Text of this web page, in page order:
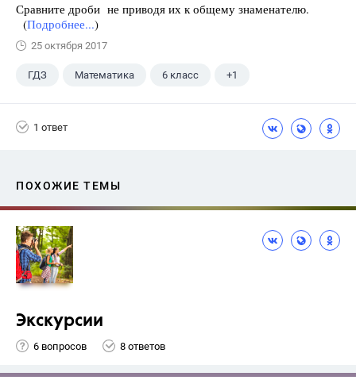
Сравните дроби не приводя их к общему знаменателю.
(Подробнее...)
25 октября 2017
ГДЗ Математика 6 класс +1
1 ответ
ПОХОЖИЕ ТЕМЫ
Экскурсии
6 вопросов 8 ответов